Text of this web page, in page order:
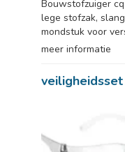
Bouwstofzuiger
lege stofzak,
mondstuk voor
meer informatie
veiligheidsset